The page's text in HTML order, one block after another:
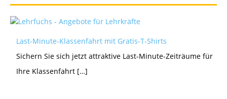
Last-Minute-Klassenfahrt mit Gratis-T-Shirts
Sichern Sie sich jetzt attraktive Last-Minute-Zeiträume für
Ihre Klassenfahrt […]